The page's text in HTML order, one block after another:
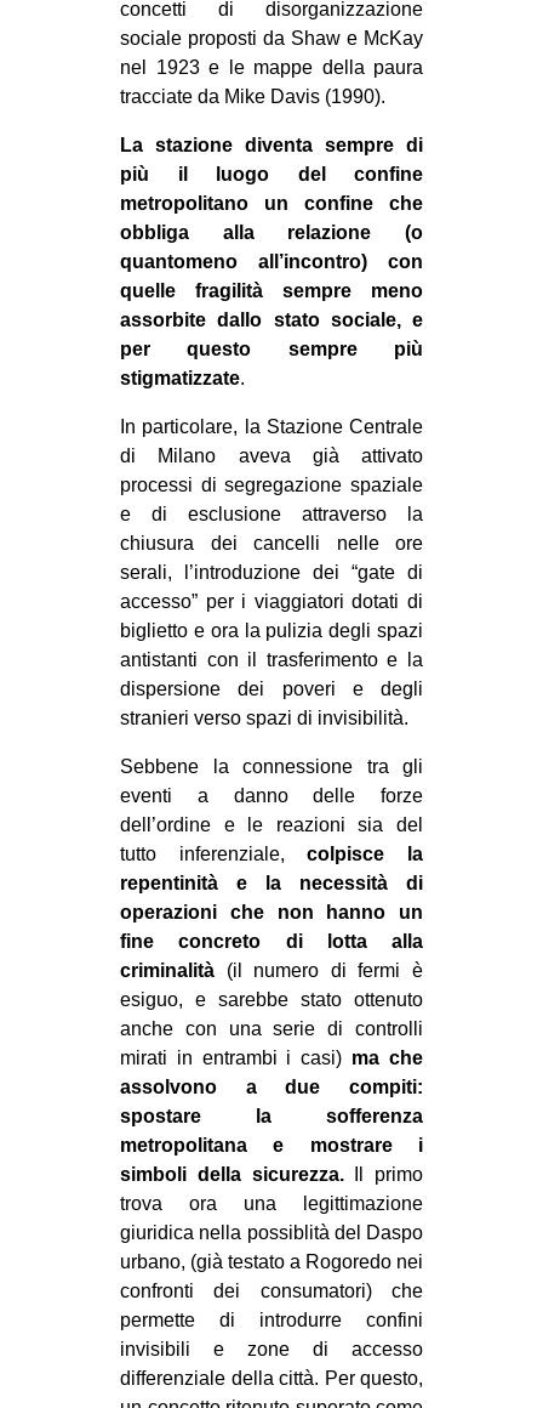
concetti di disorganizzazione
sociale proposti da Shaw e McKay
nel 1923 e le mappe della paura
tracciate da Mike Davis (1990).
La stazione diventa sempre di
più il luogo del confine
metropolitano un confine che
obbliga alla relazione (o
quantomeno all’incontro) con
quelle fragilità sempre meno
assorbite dallo stato sociale, e
per questo sempre più
stigmatizzate.
In particolare, la Stazione Centrale
di Milano aveva già attivato
processi di segregazione spaziale
e di esclusione attraverso la
chiusura dei cancelli nelle ore
serali, l’introduzione dei “gate di
accesso” per i viaggiatori dotati di
biglietto e ora la pulizia degli spazi
antistanti con il trasferimento e la
dispersione dei poveri e degli
stranieri verso spazi di invisibilità.
Sebbene la connessione tra gli
eventi a danno delle forze
dell’ordine e le reazioni sia del
tutto inferenziale,colpisce la
repentinità e la necessità di
operazioni che non hanno un
fine concreto di lotta alla
criminalità (il numero di fermi è
esiguo, e sarebbe stato ottenuto
anche con una serie di controlli
mirati in entrambi i casi) ma che
assolvono a due compiti:
spostare la sofferenza
metropolitana e mostrare i
simboli della sicurezza.Il primo
trova ora una legittimazione
giuridica nella possiblità del Daspo
urbano, (già testato a Rogoredo nei
confronti dei consumatori) che
permette di introdurre confini
invisibili e zone di accesso
differenziale della città. Per questo,